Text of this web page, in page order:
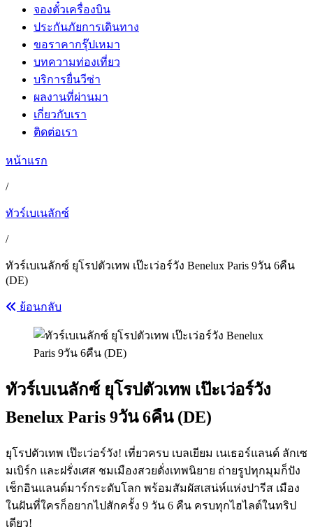
จองตั๋วเครื่องบิน
ประกันภัยการเดินทาง
ขอราคากรุ๊ปเหมา
บทความท่องเที่ยว
บริการยื่นวีซ่า
ผลงานที่ผ่านมา
เกี่ยวกับเรา
ติดต่อเรา
หน้าแรก
/
ทัวร์เบเนลักซ์
/
ทัวร์เบเนลักซ์ ยุโรปตัวเทพ เป๊ะเว่อร์วัง Benelux Paris 9วัน 6คืน
(DE)
ย้อนกลับ
ทัวร์เบเนลักซ์ ยุโรปตัวเทพ เป๊ะเว่อร์วัง
Benelux Paris 9วัน 6คืน (DE)
ยุโรปตัวเทพ เป๊ะเว่อร์วัง! เที่ยวครบ เบลเยียม เนเธอร์แลนด์ ลักเซ
มเบิร์ก และฝรั่งเศส ชมเมืองสวยดั่งเทพนิยาย ถ่ายรูปทุกมุมก็ปัง
เช็กอินแลนด์มาร์กระดับโลก พร้อมสัมผัสเสน่ห์แห่งปารีส เมือง
ในฝันที่ใครก็อยากไปสักครั้ง 9 วัน 6 คืน ครบทุกไฮไลต์ในทริป
เดียว!